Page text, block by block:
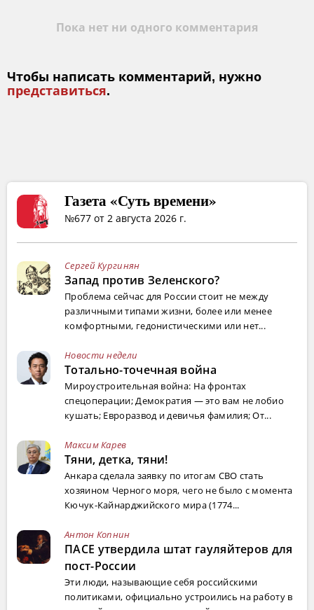
Пока нет ни одного комментария
Чтобы написать комментарий, нужно
представиться.
Газета «Суть времени»
№677 от 2 августа 2026 г.
Сергей Кургинян
Запад против Зеленского?
Проблема сейчас для России стоит не между
различными типами жизни, более или менее
комфортными, гедонистическими или нет...
Новости недели
Тотально-точечная война
Мироустроительная война: На фронтах
спецоперации; Демократия — это вам не лобио
кушать; Евроразвод и девичья фамилия; От...
Максим Карев
Тяни, детка, тяни!
Анкара сделала заявку по итогам СВО стать
хозяином Черного моря, чего не было с момента
Кючук-Кайнарджийского мира (1774...
Антон Копнин
ПАСЕ утвердила штат гауляйтеров для
пост-России
Эти люди, называющие себя российскими
политиками, официально устроились на работу в